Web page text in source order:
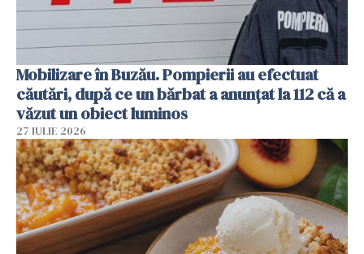
Mobilizare în Buzău. Pompierii au efectuat
căutări, după ce un bărbat a anunțat la 112 că a
văzut un obiect luminos
27 IULIE 2026